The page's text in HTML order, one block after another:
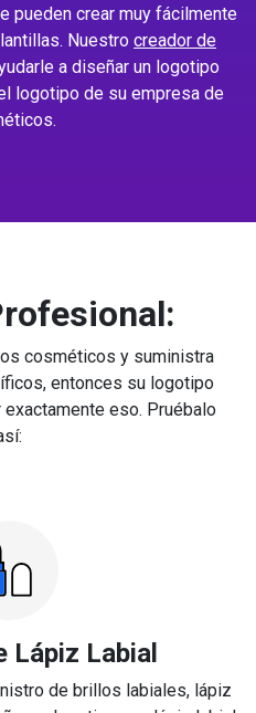
crear muy fácilmente
Nuestro creador de
a diseñar un logotipo
logotipo de su empresa de
cosméticos y suministra
entonces su logotipo
eso. Pruébalo
Lápiz Labial
de brillos labiales, lápiz